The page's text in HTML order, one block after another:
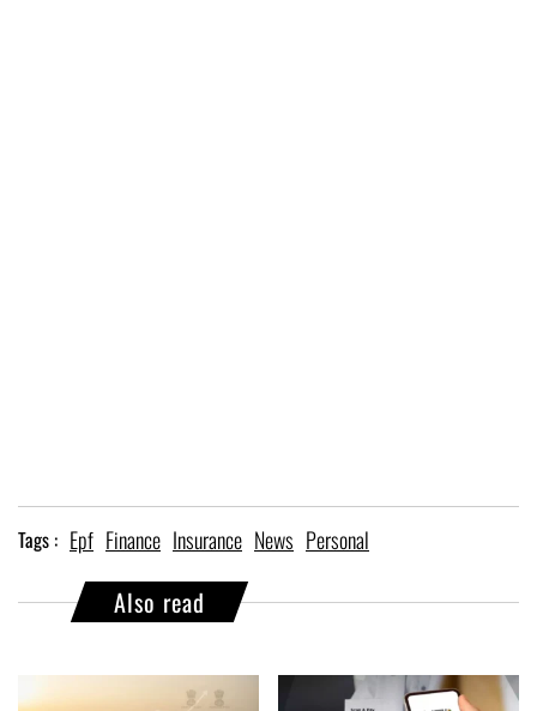
Tags : Epf Finance Insurance News Personal
Also read